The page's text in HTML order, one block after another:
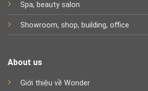
Spa, beauty salon
Showroom, shop, building, office
About us
Giới thiệu về Wonder